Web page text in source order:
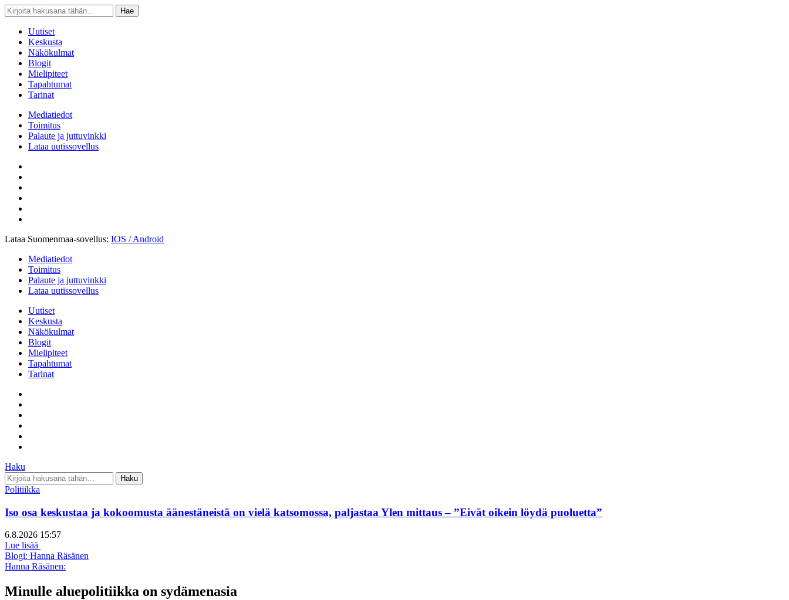
Open
Navbar
Close
Navbar
Hae Hae
Uutiset
Keskusta
Näkökulmat
Blogit
Mielipiteet
Tapahtumat
Tarinat
Mediatiedot
Toimitus
Palaute ja juttuvinkki
Lataa uutissovellus
Lataa Suomenmaa-sovellus: IOS / Android
Mediatiedot
Toimitus
Palaute ja juttuvinkki
Lataa uutissovellus
Uutiset
Keskusta
Näkökulmat
Blogit
Mielipiteet
Tapahtumat
Tarinat
Haku
Hae
Haku
Politiikka
Iso osa keskustaa ja kokoomusta äänestäneistä on vielä katsomossa, paljastaa Ylen mittaus – ”Eivät oikein löydä puoluetta”
6.8.2026 15:57
Lue lisää
Blogi: Hanna Räsänen
Hanna Räsänen:
Minulle aluepolitiikka on sydämenasia